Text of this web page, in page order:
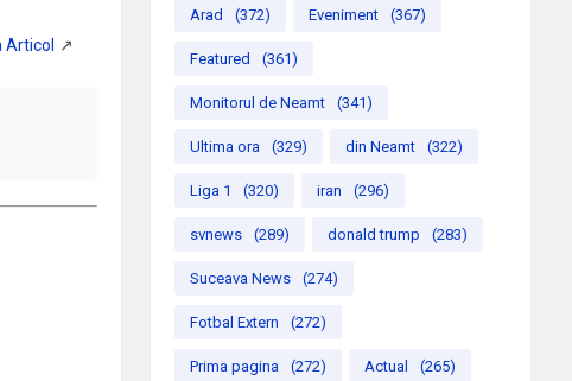
Arad (372) Eveniment (367)
Featured (361)
Monitorul de Neamt (341)
Ultima ora (329) din Neamt (322)
Liga 1 (320) iran (296)
svnews (289) donald trump (283)
Suceava News (274)
Fotbal Extern (272)
Prima pagina (272) Actual (265)